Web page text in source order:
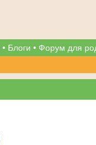
• Блоги • Форум для